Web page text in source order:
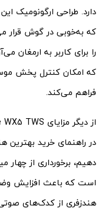
دارد. طراحی ارگونومیک
که به‌خوبی در گوش قرار
را برای کاربر به ارمغان
که امکان کنترل پخش
فراهم می‌کند.
در راهنمای خرید بهترین
است که باعث افزایش